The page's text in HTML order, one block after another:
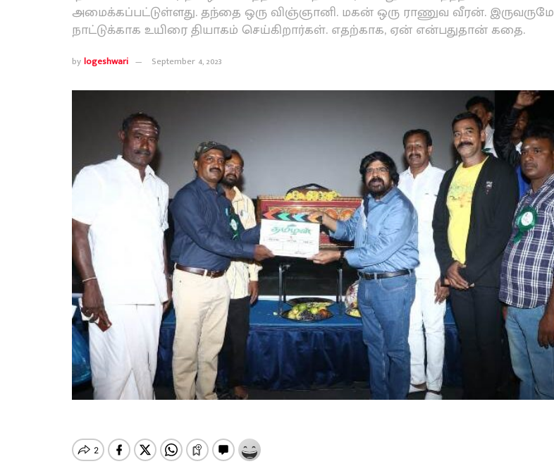
அமைக்கப்பட்டுள்ளது. தந்தை ஒரு விஞ்ஞானி. மகன் ஒரு ராணுவ வீரன். இருவருமே
நாட்டுக்காக உயிரை தியாகம் செய்கிறார்கள். எதற்காக, ஏன் என்பதுதான் கதை.
bylogeshwari September 4, 2023